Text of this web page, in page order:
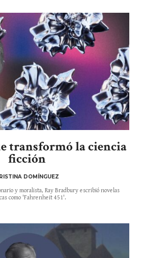
transformó la ciencia
ficción
DOMÍNGUEZ
y moralista, Ray Bradbury escribió novelas
como 'Fahrenheit 451'.